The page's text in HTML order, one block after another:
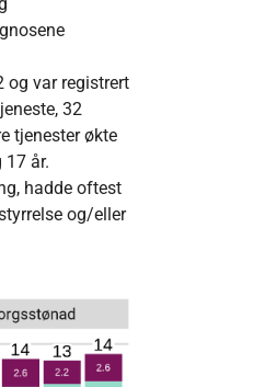
og var registrert
32
tjenester økte
år.
hadde oftest
og/eller